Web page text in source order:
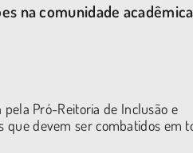
na comunidade acadêmica
pela Pró-Reitoria de Inclusão e
que devem ser combatidos em